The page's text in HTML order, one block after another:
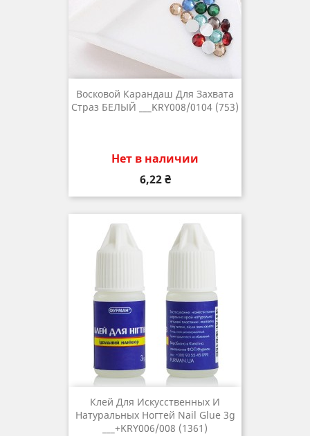
Восковой Карандаш Для Захвата
Страз БЕЛЫЙ ___KRY008/0104 (753)
Нет в наличии
Цена
6,22 ₴
Клей Для Искусственных И
Натуральных Ногтей Nail Glue 3g
___+KRY006/008 (1361)